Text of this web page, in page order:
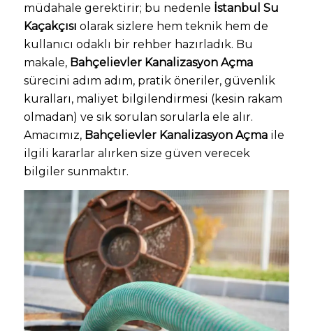
müdahale gerektirir; bu nedenle İstanbul Su
Kaçakçısı olarak sizlere hem teknik hem de
kullanıcı odaklı bir rehber hazırladık. Bu
makale, Bahçelievler Kanalizasyon Açma
sürecini adım adım, pratik öneriler, güvenlik
kuralları, maliyet bilgilendirmesi (kesin rakam
olmadan) ve sık sorulan sorularla ele alır.
Amacımız, Bahçelievler Kanalizasyon Açmaile
ilgili kararlar alırken size güven verecek
bilgiler sunmaktır.